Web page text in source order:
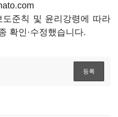
준칙 및 윤리강령에 따라
확인·수정했습니다.